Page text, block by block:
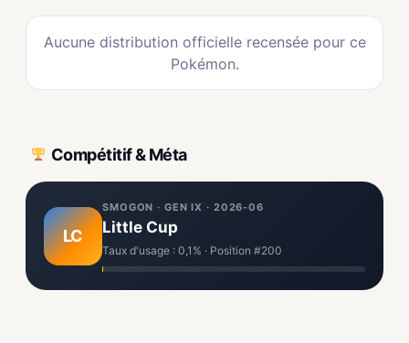
Aucune distribution officielle recensée pour ce
Pokémon.
Compétitif & Méta
LC
SMOGON · GEN IX · 2026-06
Little Cup
Taux d'usage : 0,1% · Position #200